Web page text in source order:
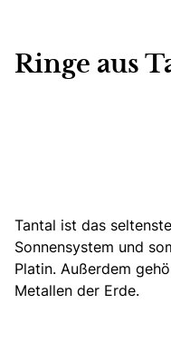
Ringe aus
Tantal ist das
Sonnensystem und
Platin. Außerdem
Metallen der Erde.